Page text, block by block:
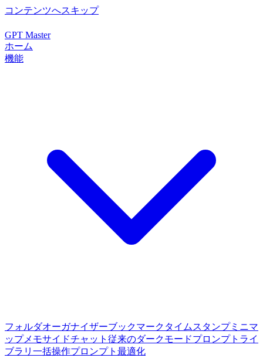
コンテンツへスキップ
GPT Master
ホーム
機能
フォルダオーガナイザーブックマーク タイムスタンプミニマ
ップメモサイドチャット 従来のダークモードプロンプトライ
ブラリ 一括操作プロンプト最適化